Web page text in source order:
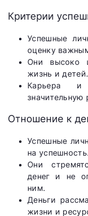
Критерии
Успешные
оценку
Они высоко
жизнь и детей.
Карьера
значительную
Отношение к
Успешные
на успешность.
Они
денег и не
ним.
Деньги
жизни и